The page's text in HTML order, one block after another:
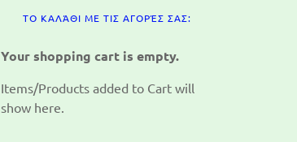
ΤΟ ΚΑΛΆΘΙ ΜΕ ΤΙΣ ΑΓΟΡΈΣ ΣΑΣ:
Your shopping cart is empty.
Items/Products added to Cart will
show here.